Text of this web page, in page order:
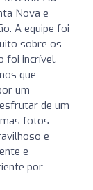
Nova e
A equipe foi
sobre os
foi incrível.
que
um
de um
fotos
e
e
por